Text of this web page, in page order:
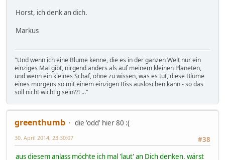
Horst, ich denk an dich.
Markus
"Und wenn ich eine Blume kenne, die es in der ganzen Welt nur ein
einziges Mal gibt, nirgend anders als auf meinem kleinen Planeten,
und wenn ein kleines Schaf, ohne zu wissen, was es tut, diese Blume
eines morgens so mit einem einzigen Biss auslöschen kann - so das
soll nicht wichtig sein??! ..."
greenthumb
die 'odd' hier 80 :(
#38
30. April 2014, 23:30:07
aus diesem anlass möchte ich mal 'laut' an Dich denken. wärst